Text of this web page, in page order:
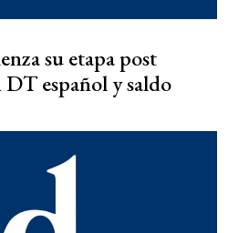
su etapa post
español y saldo